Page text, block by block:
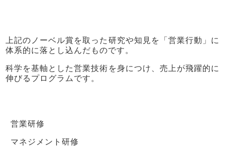
上記のノーベル賞を取った研究や知見を「営業行動」に
体系的に落とし込んだものです。
科学を基軸とした営業技術を身につけ、売上が飛躍的に
伸びるプログラムです。
営業研修
マネジメント研修